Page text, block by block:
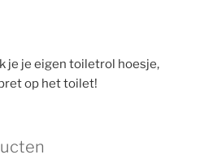
je je eigen toiletrol hoesje,
op het toilet!